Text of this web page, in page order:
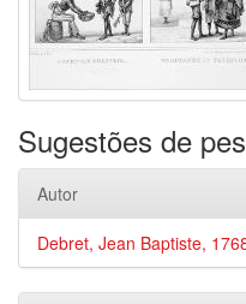
Sugestões de
Autor
Debret, Jean Baptiste,